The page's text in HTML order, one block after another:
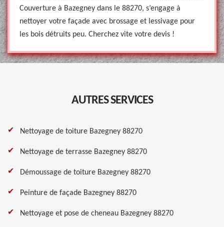
Couverture à Bazegney dans le 88270, s’engage à
nettoyer votre façade avec brossage et lessivage pour
les bois détruits peu. Cherchez vite votre devis !
AUTRES SERVICES
Nettoyage de toiture Bazegney 88270
Nettoyage de terrasse Bazegney 88270
Démoussage de toiture Bazegney 88270
Peinture de façade Bazegney 88270
Nettoyage et pose de cheneau Bazegney 88270